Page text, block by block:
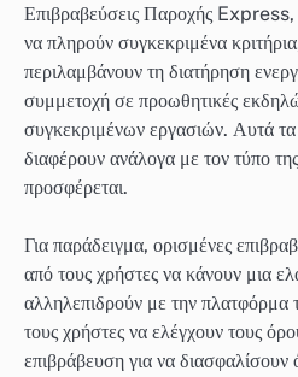
Επιβραβεύσεις Παροχής Express,
να πληρούν συγκεκριμένα
περιλαμβάνουν τη διατήρηση
συμμετοχή σε προωθητικές
συγκεκριμένων εργασιών. Αυτά τα
διαφέρουν ανάλογα με τον τύπο
προσφέρεται.
Για παράδειγμα, ορισμένες
από τους χρήστες να κάνουν μια
αλληλεπιδρούν με την πλατφόρμα
τους χρήστες να ελέγχουν τους
επιβράβευση για να διασφαλίσουν